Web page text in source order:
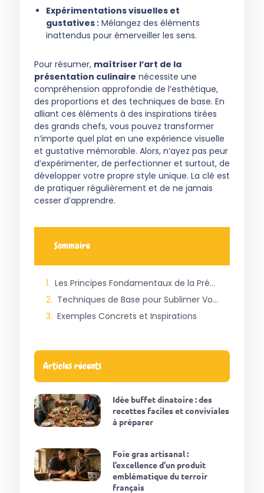
Expérimentations visuelles et
gustatives : Mélangez des éléments
inattendus pour émerveiller les sens.
Pour résumer, maîtriser l’art de la
présentation culinaire nécessite une
compréhension approfondie de l’esthétique,
des proportions et des techniques de base. En
alliant ces éléments à des inspirations tirées
des grands chefs, vous pouvez transformer
n’importe quel plat en une expérience visuelle
et gustative mémorable. Alors, n’ayez pas peur
d’expérimenter, de perfectionner et surtout, de
développer votre propre style unique. La clé est
de pratiquer régulièrement et de ne jamais
cesser d’apprendre.
Sommaire
Les Principes Fondamentaux de la Présentation Culinaire
Techniques de Base pour Sublimer Vos Plats
Exemples Concrets et Inspirations
Articles récents
Idée buffet dinatoire : des
recettes faciles et conviviales
à préparer
Foie gras artisanal :
l’excellence d’un produit
emblématique du terroir
français